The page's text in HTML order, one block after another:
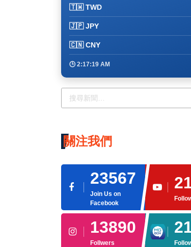
🇹🇼 TWD
🇯🇵 JPY
🇨🇳 CNY
🕒 2:17:29 AM
關注我們
23567
Join Us on
Facebook
13890
Follwers